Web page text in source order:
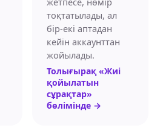
тоқтатылады, ал
бір-екі аптадан
кейін аккаунттан
жойылады.
Толығырақ «Жиі
қойылатын
сұрақтар»
бөлімінде →